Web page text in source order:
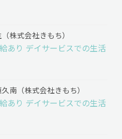
株式会社きもち）
あり デイサービスでの生活
南（株式会社きもち）
あり デイサービスでの生活